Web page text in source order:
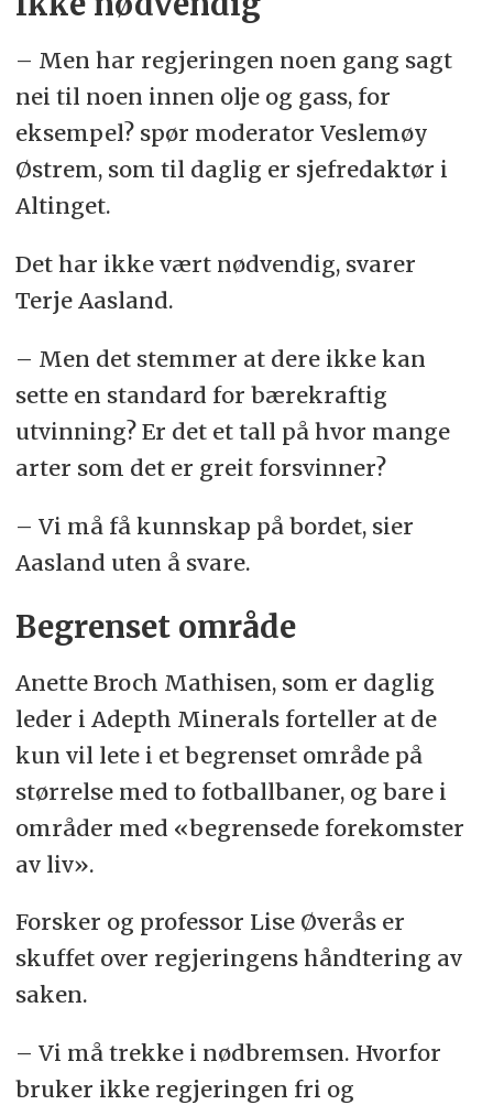
– Men har regjeringen noen gang sagt
nei til noen innen olje og gass, for
eksempel? spør moderator Veslemøy
Østrem, som til daglig er sjefredaktør i
Altinget.
Det har ikke vært nødvendig, svarer
Terje Aasland.
– Men det stemmer at dere ikke kan
sette en standard for bærekraftig
utvinning? Er det et tall på hvor mange
arter som det er greit forsvinner?
– Vi må få kunnskap på bordet, sier
Aasland uten å svare.
Begrenset område
Anette Broch Mathisen, som er daglig
leder i Adepth Minerals forteller at de
kun vil lete i et begrenset område på
størrelse med to fotballbaner, og bare i
områder med «begrensede forekomster
av liv».
Forsker og professor Lise Øverås er
skuffet over regjeringens håndtering av
saken.
– Vi må trekke i nødbremsen. Hvorfor
bruker ikke regjeringen fri og